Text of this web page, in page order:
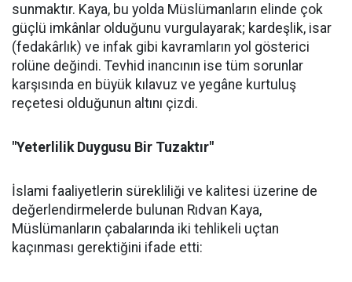
sunmaktır. Kaya, bu yolda Müslümanların elinde çok
güçlü imkânlar olduğunu vurgulayarak; kardeşlik, isar
(fedakârlık) ve infak gibi kavramların yol gösterici
rolüne değindi. Tevhid inancının ise tüm sorunlar
karşısında en büyük kılavuz ve yegâne kurtuluş
reçetesi olduğunun altını çizdi.
"Yeterlilik Duygusu Bir Tuzaktır"
İslami faaliyetlerin sürekliliği ve kalitesi üzerine de
değerlendirmelerde bulunan Rıdvan Kaya,
Müslümanların çabalarında iki tehlikeli uçtan
kaçınması gerektiğini ifade etti: